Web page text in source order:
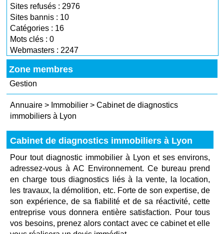
Sites refusés : 2976
Sites bannis : 10
Catégories : 16
Mots clés : 0
Webmasters : 2247
Zone membres
Gestion
Annuaire > Immobilier >Cabinet de diagnostics
immobiliers à Lyon
Cabinet de diagnostics immobiliers à Lyon
Pour tout diagnostic immobilier à Lyon et ses environs,
adressez-vous à AC Environnement. Ce bureau prend
en charge tous diagnostics liés à la vente, la location,
les travaux, la démolition, etc. Forte de son expertise, de
son expérience, de sa fiabilité et de sa réactivité, cette
entreprise vous donnera entière satisfaction. Pour tous
vos besoins, prenez alors contact avec ce cabinet et elle